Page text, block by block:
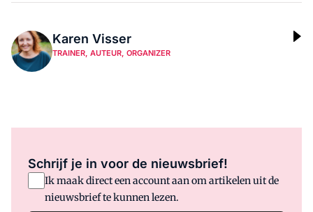
Karen Visser
TRAINER, AUTEUR, ORGANIZER
Schrijf je in voor de nieuwsbrief!
Ik maak direct een account aan om artikelen uit de
nieuwsbrief te kunnen lezen.